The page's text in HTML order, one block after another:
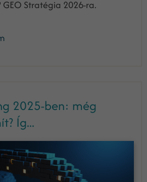
Stratégia 2026-ra.
2025-ben: még
Íg...